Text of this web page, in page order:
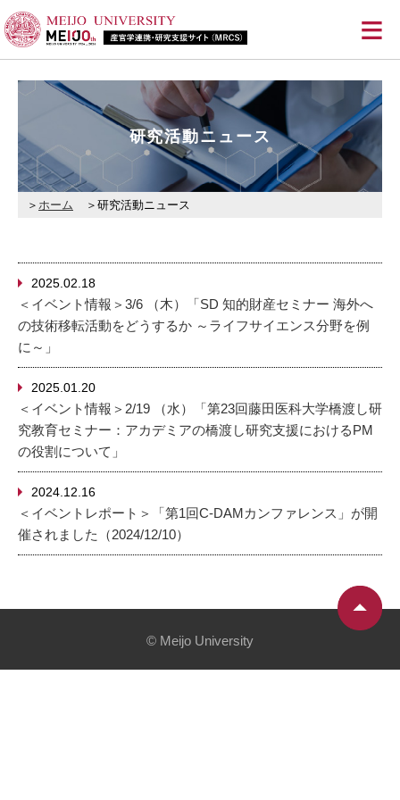
≡
研究活動ニュース
ホーム 研究活動ニュース
2025.02.18
＜イベント情報＞3/6 （木）「SD 知的財産セミナー 海外へ
の技術移転活動をどうするか ～ライフサイエンス分野を例
に～」
2025.01.20
＜イベント情報＞2/19 （水）「第23回藤田医科大学橋渡し研
究教育セミナー：アカデミアの橋渡し研究支援におけるPM
の役割について」
2024.12.16
＜イベントレポート＞「第1回C-DAMカンファレンス」が開
催されました（2024/12/10）
© Meijo University